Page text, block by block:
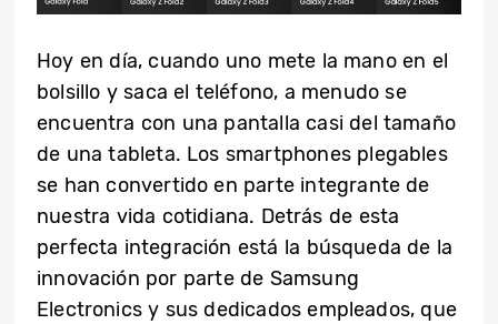
Hoy en día, cuando uno mete la mano en el
bolsillo y saca el teléfono, a menudo se
encuentra con una pantalla casi del tamaño
de una tableta. Los smartphones plegables
se han convertido en parte integrante de
nuestra vida cotidiana. Detrás de esta
perfecta integración está la búsqueda de la
innovación por parte de Samsung
Electronics y sus dedicados empleados, que